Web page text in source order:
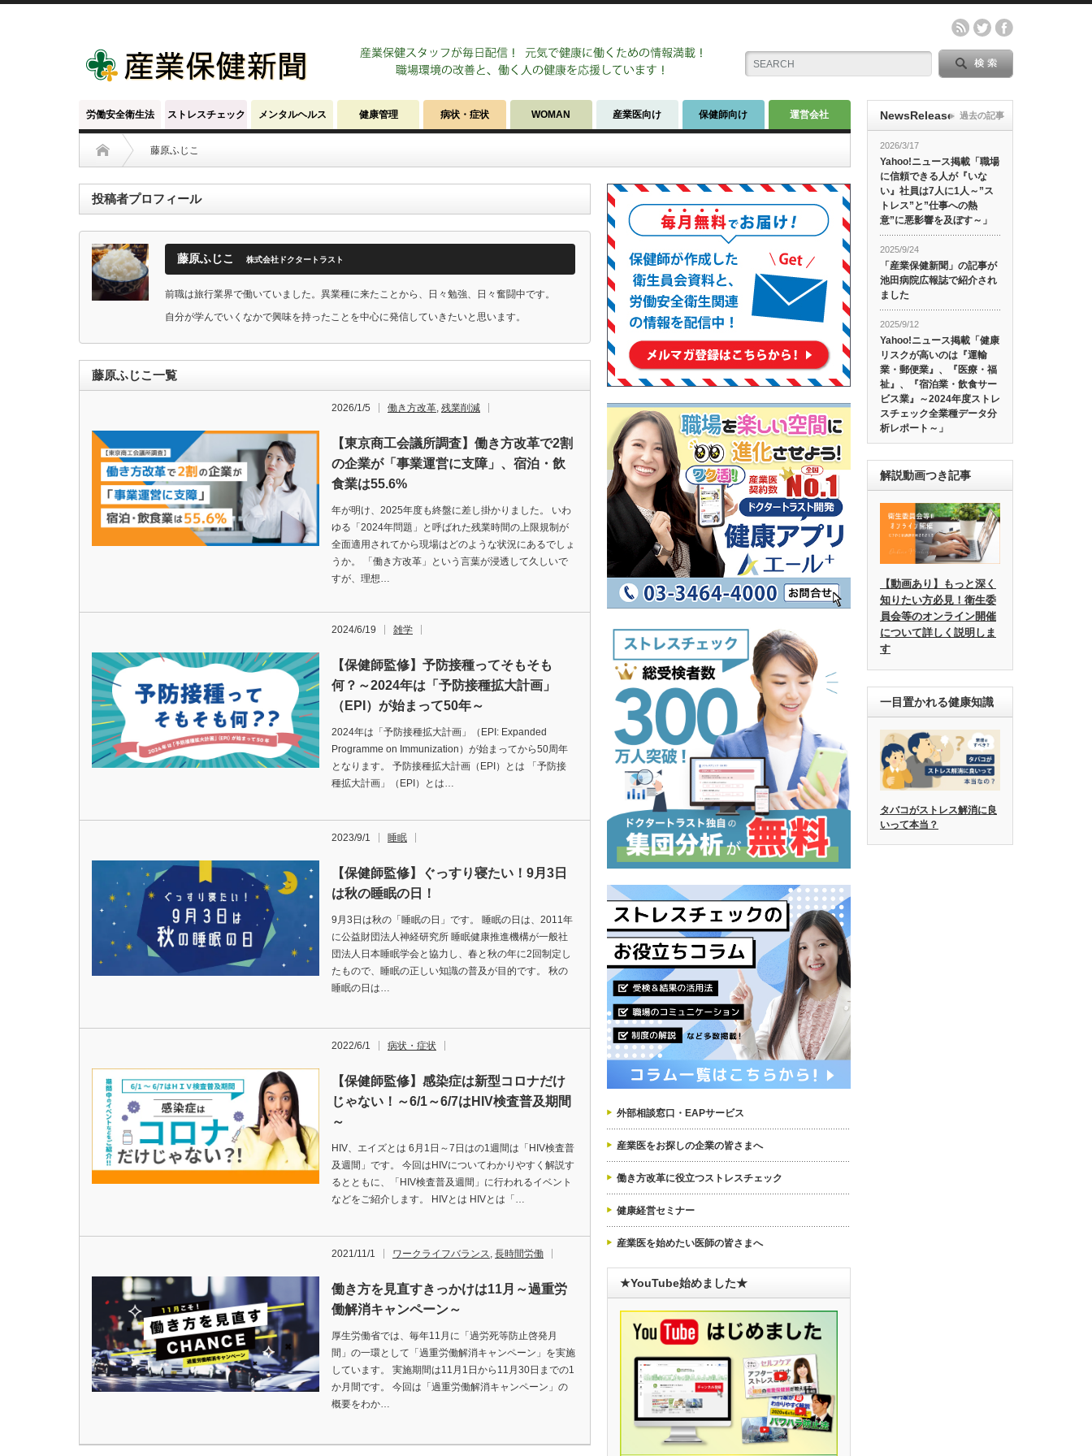
労働安全衛生法 ストレスチェック メンタルヘルス 健康管理 病状・症状 WOMAN 産業医向け 保健師向け 運営会社
藤原ふじこ
投稿者プロフィール
藤原ふじこ 株式会社ドクタートラスト
前職は旅行業界で働いていました。異業種に来たことから、日々勉強、日々奮闘中です。
自分が学んでいくなかで興味を持ったことを中心に発信していきたいと思います。
藤原ふじこ一覧
2026/1/5 働き方改革, 残業削減
【東京商工会議所調査】働き方改革で2割
の企業が「事業運営に支障」、宿泊・飲
食業は55.6%
年が明け、2025年度も終盤に差し掛かりました。 いわ
ゆる「2024年問題」と呼ばれた残業時間の上限規制が
全面適用されてから現場はどのような状況にあるでしょ
うか。 「働き方改革」という言葉が浸透して久しいで
すが、理想…
2024/6/19 雑学
【保健師監修】予防接種ってそもそも
何？～2024年は「予防接種拡大計画」
（EPI）が始まって50年～
2024年は「予防接種拡大計画」（EPI: Expanded
Programme on Immunization）が始まってから50周年
となります。 予防接種拡大計画（EPI）とは 「予防接
種拡大計画」（EPI）とは…
2023/9/1 睡眠
【保健師監修】ぐっすり寝たい！9月3日
は秋の睡眠の日！
9月3日は秋の「睡眠の日」です。 睡眠の日は、2011年
に公益財団法人神経研究所 睡眠健康推進機構が一般社
団法人日本睡眠学会と協力し、春と秋の年に2回制定し
たもので、睡眠の正しい知識の普及が目的です。 秋の
睡眠の日は…
2022/6/1 病状・症状
【保健師監修】感染症は新型コロナだけ
じゃない！～6/1～6/7はHIV検査普及期間
～
HIV、エイズとは 6月1日～7日はの1週間は「HIV検査普
及週間」です。 今回はHIVについてわかりやすく解説す
るとともに、「HIV検査普及週間」に行われるイベント
などをご紹介します。 HIVとは HIVとは「…
2021/11/1 ワークライフバランス, 長時間労働
働き方を見直すきっかけは11月～過重労
働解消キャンペーン～
厚生労働省では、毎年11月に「過労死等防止啓発月
間」の一環として「過重労働解消キャンペーン」を実施
しています。 実施期間は11月1日から11月30日までの1
か月間です。 今回は「過重労働解消キャンペーン」の
概要をわか…
外部相談窓口・EAPサービス
産業医をお探しの企業の皆さまへ
働き方改革に役立つストレスチェック
健康経営セミナー
産業医を始めたい医師の皆さまへ
★YouTube始めました★
NewsRelease
2026/3/17
Yahoo!ニュース掲載「職場
に信頼できる人が『いな
い』社員は7人に1人～”ス
トレス”と”仕事への熱
意”に悪影響を及ぼす～」
2025/9/24
「産業保健新聞」の記事が
池田病院広報誌で紹介され
ました
2025/9/12
Yahoo!ニュース掲載「健康
リスクが高いのは『運輸
業・郵便業』、『医療・福
祉』、『宿泊業・飲食サー
ビス業』～2024年度ストレ
スチェック全業種データ分
析レポート～」
過去の記事
解説動画つき記事
【動画あり】もっと深く
知りたい方必見！衛生委
員会等のオンライン開催
について詳しく説明しま
す
一目置かれる健康知識
タバコがストレス解消に良
いって本当？